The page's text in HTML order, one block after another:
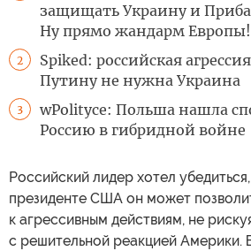
защищать Украину и
Ну прямо жандарм Европы!
2
Spiked: российская
Путину не нужна Украина
3
wPolityce: Польша нашла
Россию в гибридной войне
Российский лидер хотел
президенте США он может
к агрессивным действиям, не
с решительной реакцией Америки.